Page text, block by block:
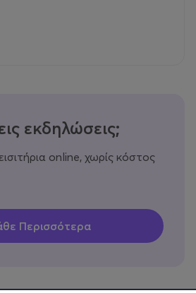
εκδηλώσεις;
online, χωρίς κόστος